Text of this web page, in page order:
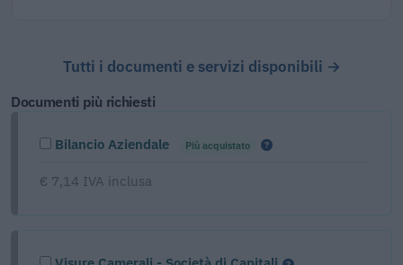
Tutti i documenti e servizi disponibili →
Documenti più richiesti
Bilancio Aziendale Più acquistato
€ 7,14 IVA inclusa